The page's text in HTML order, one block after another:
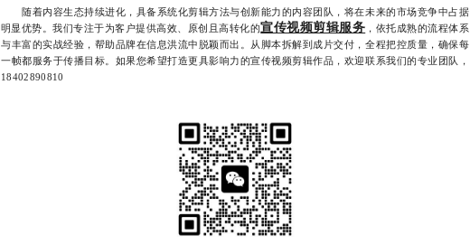
随着内容生态持续进化，具备系统化剪辑方法与创新能力的内容团队，将在未来的市场竞争中占据
明显优势。我们专注于为客户提供高效、原创且高转化的宣传视频剪辑服务 ，依托成熟的流程体系
与丰富的实战经验，帮助品牌在信息洪流中脱颖而出。从脚本拆解到成片交付，全程把控质量，确保每
一帧都服务于传播目标。如果您希望打造更具影响力的宣传视频剪辑作品，欢迎联系我们的专业团队，
18402890810